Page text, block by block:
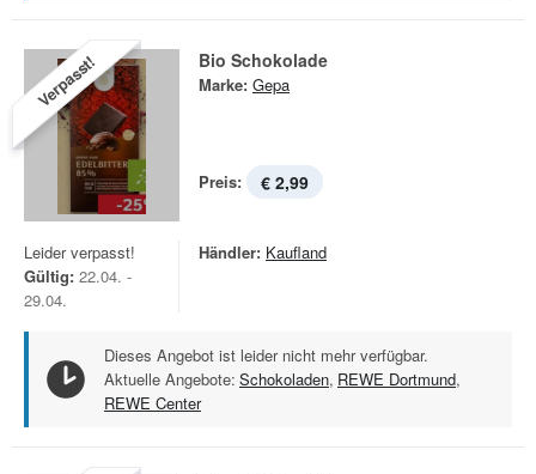
Verpasst! Bio Schokolade
Marke: Gepa
Preis: € 2,99
Leider verpasst!
Gültig: 22.04. -
29.04.
Händler: Kaufland
Dieses Angebot ist leider nicht mehr verfügbar.
Aktuelle Angebote: Schokoladen, REWE Dortmund,
REWE Center